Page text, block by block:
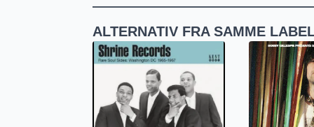
ALTERNATIV FRA SAMME